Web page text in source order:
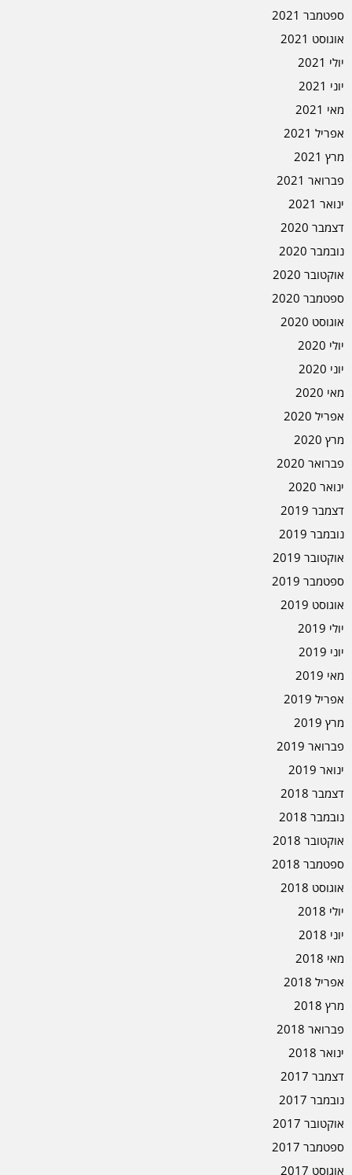
ספטמבר 2021
אוגוסט 2021
יולי 2021
יוני 2021
מאי 2021
אפריל 2021
מרץ 2021
פברואר 2021
ינואר 2021
דצמבר 2020
נובמבר 2020
אוקטובר 2020
ספטמבר 2020
אוגוסט 2020
יולי 2020
יוני 2020
מאי 2020
אפריל 2020
מרץ 2020
פברואר 2020
ינואר 2020
דצמבר 2019
נובמבר 2019
אוקטובר 2019
ספטמבר 2019
אוגוסט 2019
יולי 2019
יוני 2019
מאי 2019
אפריל 2019
מרץ 2019
פברואר 2019
ינואר 2019
דצמבר 2018
נובמבר 2018
אוקטובר 2018
ספטמבר 2018
אוגוסט 2018
יולי 2018
יוני 2018
מאי 2018
אפריל 2018
מרץ 2018
פברואר 2018
ינואר 2018
דצמבר 2017
נובמבר 2017
אוקטובר 2017
ספטמבר 2017
אוגוסט 2017